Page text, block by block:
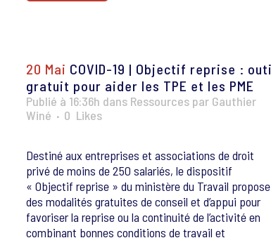
20 Mai COVID-19 | Objectif reprise :
gratuit pour aider les TPE et les PME
Publié à 16:36h dans Ressources par Gauthier
Winé
0 Likes
Destiné aux entreprises et associations de droit
privé de moins de 250 salariés, le dispositif
« Objectif reprise » du ministère du Travail propose
des modalités gratuites de conseil et d’appui pour
favoriser la reprise ou la continuité de l’activité en
combinant bonnes conditions de travail et